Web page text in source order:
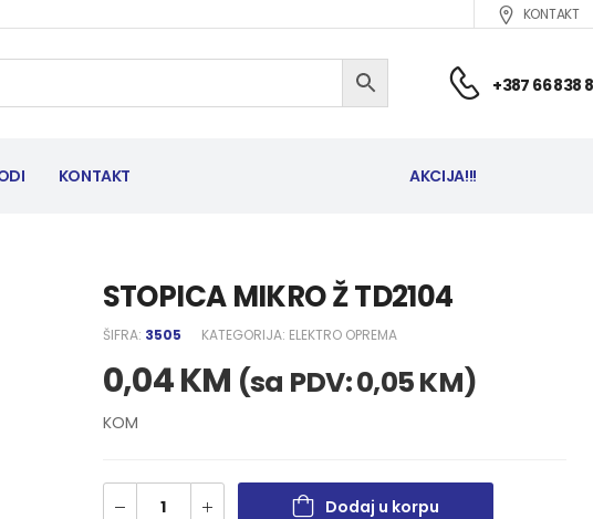
KONTAKT
+387 66 838
KONTAKT AKCIJA!!!
STOPICA MIKRO Ž TD2104
ŠIFRA: 3505 KATEGORIJA: ELEKTRO OPREMA
0,04KM (sa PDV:0,05KM)
KOM
Dodaj u korpu